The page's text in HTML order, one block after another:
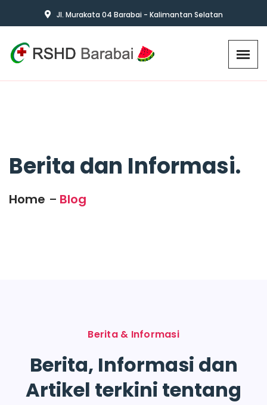
Jl. Murakata 04 Barabai - Kalimantan Selatan
Berita dan Informasi.
Home Blog
Berita & Informasi
Berita, Informasi dan
Artikel terkini tentang